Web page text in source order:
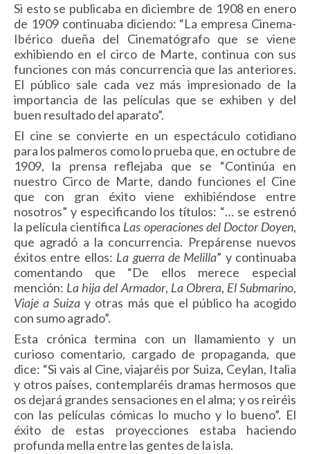
Si esto se publicaba en diciembre de 1908 en enero
de 1909 continuaba diciendo: “La empresa Cinema-
Ibérico dueña del Cinematógrafo que se viene
exhibiendo en el circo de Marte, continua con sus
funciones con más concurrencia que las anteriores.
El público sale cada vez más impresionado de la
importancia de las películas que se exhiben y del
buen resultado del aparato”.
El cine se convierte en un espectáculo cotidiano
para los palmeros como lo prueba que, en octubre de
1909, la prensa reflejaba que se “Continúa en
nuestro Circo de Marte, dando funciones el Cine
que con gran éxito viene exhibién­dose entre
nosotros” y especifi­cando los títulos: “… se estrenó
la película científica Las operacio­nes del Doctor Doyen,
que agradó a la concurrencia. Prepárense nuevos
éxitos entre ellos: La guerra de Melilla” y continuaba
comentando que “De ellos merece espe­cial
mención: La hija del Armador, La Obrera, El Submarino,
Viaje a Suiza y otras más que el público ha acogido
con sumo agrado”.
Esta crónica termina con un llamamiento y un
curioso comentario, cargado de propaganda, que
dice: “Si vais al Cine, viajaréis por Suiza, Ceylan, Italia
y otros países, contemplaréis dramas hermosos que
os dejará grandes sensaciones en el alma; y os reiréis
con las películas cómicas lo mucho y lo bueno”. El
éxito de estas proyecciones estaba haciendo
profunda mella entre las gentes de la isla.